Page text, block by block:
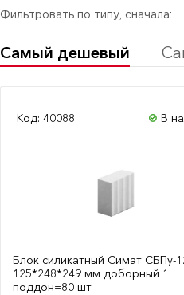
Фильтровать по типу, сначала:
Самый дешевый
Код: 40088 В
Блок силикатный Симат СБПу-
125*248*249 мм доборный 1
поддон=80 шт